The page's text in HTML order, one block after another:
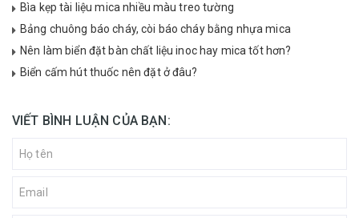
Bìa kẹp tài liệu mica nhiều màu treo tường
Bảng chuông báo cháy, còi báo cháy bằng nhựa mica
Nên làm biển đặt bàn chất liệu inoc hay mica tốt hơn?
Biển cấm hút thuốc nên đặt ở đâu?
VIẾT BÌNH LUẬN CỦA BẠN: